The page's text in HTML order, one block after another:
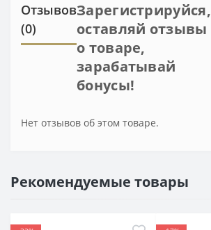
Отзывов
(0)
Зарегистрируйся,
оставляй отзывы
о товаре,
зарабатывай
бонусы!
Нет отзывов об этом товаре.
Рекомендуемые товары